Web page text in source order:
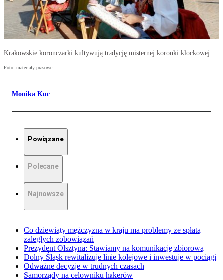
Krakowskie koronczarki kultywują tradycję misternej koronki klockowej
Foto: materiały prasowe
Monika Kuc
Powiązane
Polecane
Najnowsze
Co dziewiąty mężczyzna w kraju ma problemy ze spłatą
zaległych zobowiązań
Prezydent Olsztyna: Stawiamy na komunikację zbiorową
Dolny Śląsk rewitalizuje linie kolejowe i inwestuje w pociągi
Odważne decyzje w trudnych czasach
Samorządy na celowniku hakerów